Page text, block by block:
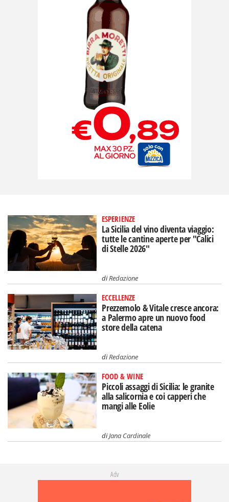
ESPERIENZE
La Sicilia del vino diventa viaggio:
tutte le cantine aperte per "Calici
di Stelle 2026"
diRedazione
ECCELLENZE
Prezzemolo & Vitale cresce ancora:
a Palermo apre un nuovo food
store della catena
diRedazione
FOOD & WINE
Piccoli assaggi di Sicilia: le granite
alla salicornia e coi capperi che
mangi alle Eolie
diJana Cardinale
Adv